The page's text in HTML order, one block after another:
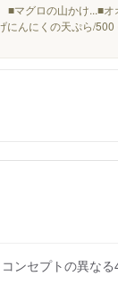
グロの山かけ...■オ
んにくの天ぷら/500
ンセプトの異な